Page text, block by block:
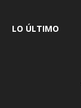
LO ÚLTIMO